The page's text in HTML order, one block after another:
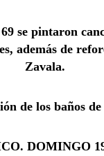
se pintaron
además de
Zavala.
de los baños de
DOMINGO